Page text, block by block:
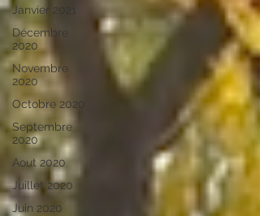
Janvier 2021
Décembre
2020
Novembre
2020
Octobre 2020
Septembre
2020
Aout 2020
Juillet 2020
Juin 2020